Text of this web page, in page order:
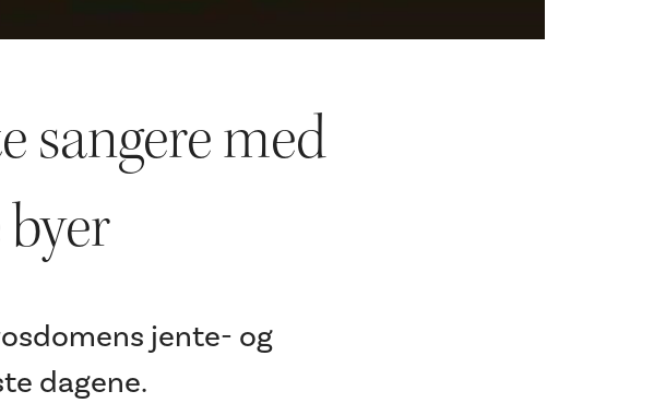
sangere med
jente- og
dagene.